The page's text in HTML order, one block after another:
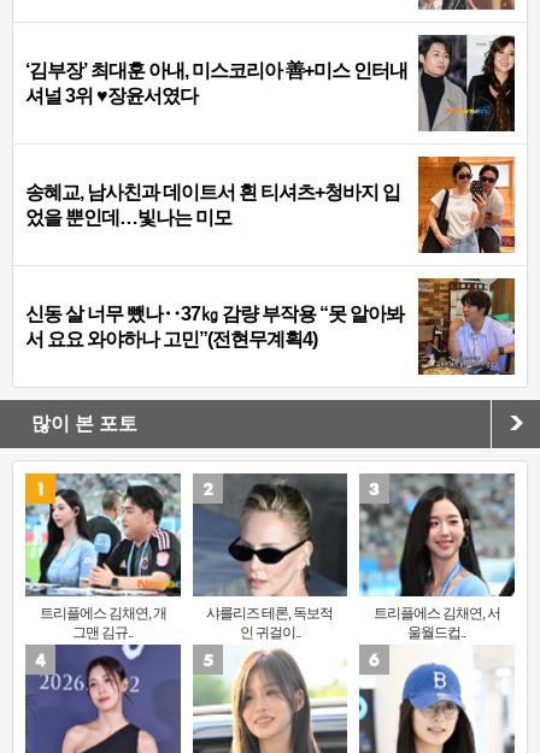
‘김부장’ 최대훈 아내, 미스코리아 善+미스 인터내
셔널 3위 ♥장윤서였다
송혜교, 남사친과 데이트서 흰 티셔츠+청바지 입
었을 뿐인데…빛나는 미모
신동 살 너무 뺐나‥37㎏ 감량 부작용 “못 알아봐
서 요요 와야하나 고민”(전현무계획4)
많이 본 포토
트리플에스 김채연, 개
그맨 김규..
샤를리즈 테론, 독보적
인 귀걸이..
트리플에스 김채연, 서
울월드컵..